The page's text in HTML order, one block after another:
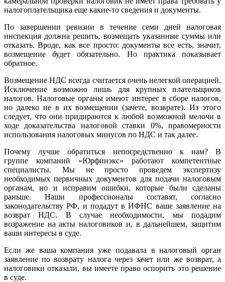
налогоплательщика еще какие-то сведения и документы.
По завершении ревизии в течение семи дней налоговая
инспекция должна решить, возмещать указанные суммы или
отказать. Вроде, как все просто: документы все есть, значит,
возмещение будет обязательно. Но практика показывает
обратное.
Возмещение НДС всегда считается очень нелегкой операцией.
Исключение возможно лишь для крупных плательщиков
налогов. Налоговые органы имеют интерес в сборе налогов,
но далеко не в их возмещении (зачете, возврате). Из этого
следует, что они придираются к любой возможной мелочи в
ходе доказательства налоговой ставки 0%, правомерности
использования налоговых минусов по НДС и так далее.
Почему лучше обратиться непосредственно к нам? В
группе компаний «Юрфинэкс» работают компетентные
специалисты. Мы не просто проведем экспертизу
необходимых первичных документов для подачи налоговым
органам, но и исправим ошибки, которые были сделаны
раньше. Наши профессионалы составят, согласно
законодательству РФ, и подадут в ИФНС ваше заявление на
возврат НДС. В случае необходимости, мы подадим
возражение на акты налоговиков и, в дальнейшем, защитим
ваши интересы в суде.
Если же ваша компания уже подавала в налоговый орган
заявление по возврату налога через зачет или же возврат, а
налоговики отказали, вы имеете право оспорить это решение
в суде.